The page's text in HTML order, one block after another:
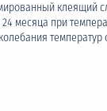
клеящий
месяца при
температур